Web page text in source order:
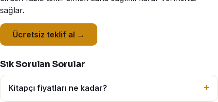
sağlar.
Ücretsiz teklif al →
Sık Sorulan Sorular
Kitapçı fiyatları ne kadar?